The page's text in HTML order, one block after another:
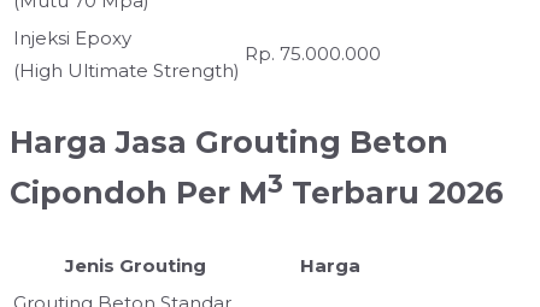
Injeksi Epoxy
(High Ultimate Strength)
Rp. 75.000.000
Harga Jasa Grouting Beton
Cipondoh Per M3 Terbaru 2026
Jenis Grouting
Harga